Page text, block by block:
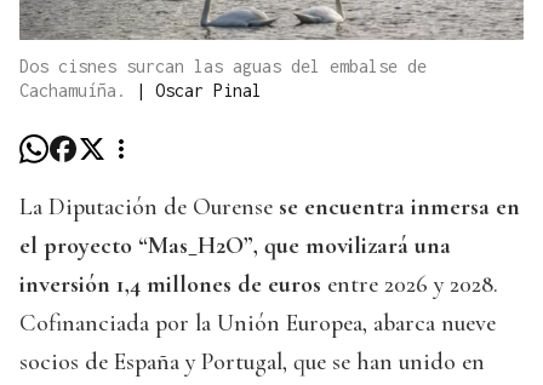
Dos cisnes surcan las aguas del embalse de
Cachamuíña.
| Oscar Pinal
La Diputación de Ourense se encuentra inmersa en
el proyecto “Mas_H2O”, que movilizará una
inversión 1,4 millones de euros entre 2026 y 2028.
Cofinanciada por la Unión Europea, abarca nueve
socios de España y Portugal, que se han unido en